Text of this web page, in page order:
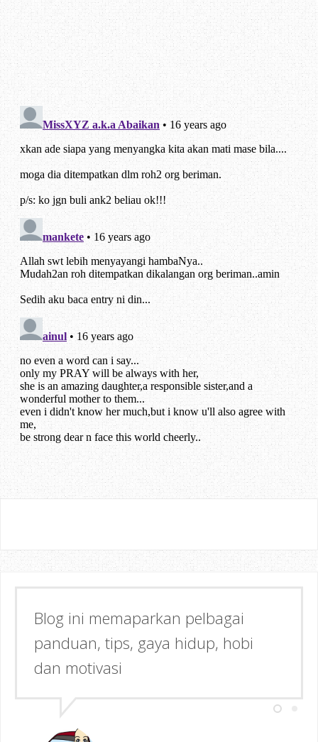
Blog ini memaparkan pelbagai
panduan, tips, gaya hidup, hobi
dan motivasi
Semoga dapat memberi Manfaat &
Inspirasi kepada anda!